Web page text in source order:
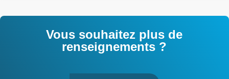
Vous souhaitez plus de
renseignements ?